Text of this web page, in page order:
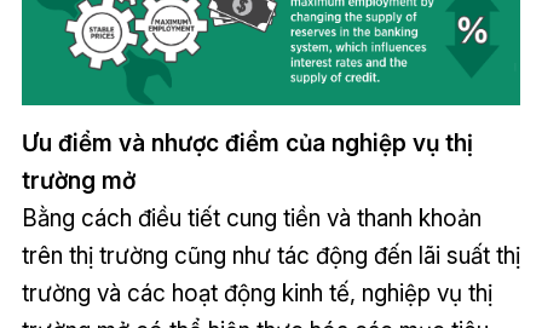
Ưu điểm và nhược điểm của nghiệp vụ thị
trường mở
Bằng cách điều tiết cung tiền và thanh khoản
trên thị trường cũng như tác động đến lãi suất thị
trường và các hoạt động kinh tế, nghiệp vụ thị